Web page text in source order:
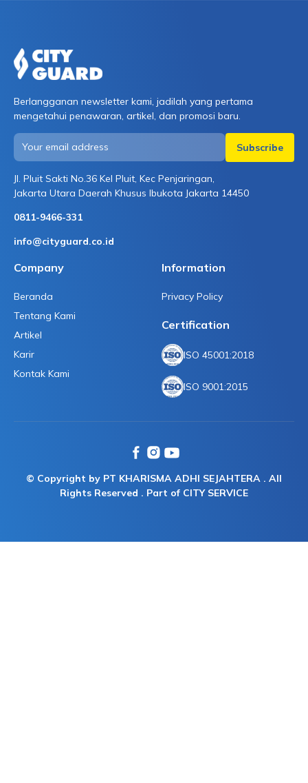
Berlangganan newsletter kami, jadilah yang pertama
mengetahui penawaran, artikel, dan promosi baru.
Jl. Pluit Sakti No.36 Kel Pluit, Kec Penjaringan,
Jakarta Utara Daerah Khusus Ibukota Jakarta 14450
0811-9466-331
info@cityguard.co.id
Company
Beranda
Tentang Kami
Artikel
Karir
Kontak Kami
Information
Privacy Policy
Certification
ISO 45001:2018
ISO 9001:2015
© Copyright by PT KHARISMA ADHI SEJAHTERA . All
Rights Reserved . Part of CITY SERVICE